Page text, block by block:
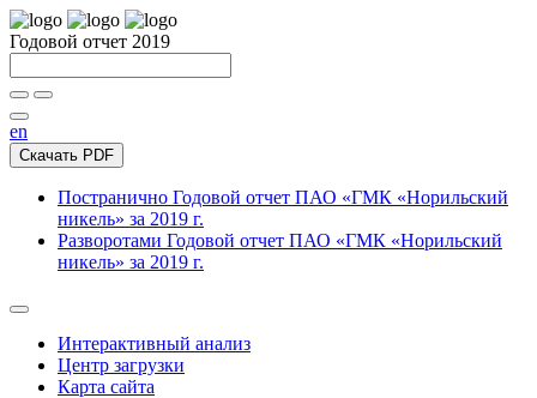
Годовой отчет 2019
en
Скачать PDF
Постранично Годовой отчет ПАО «ГМК «Норильский
никель» за 2019 г.
Разворотами Годовой отчет ПАО «ГМК «Норильский
никель» за 2019 г.
Интерактивный анализ
Центр загрузки
Карта сайта